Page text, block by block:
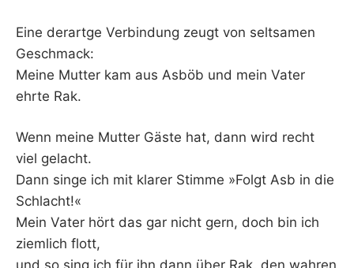
Eine derartge Verbindung zeugt von seltsamen
Geschmack:
Meine Mutter kam aus Asböb und mein Vater
ehrte Rak.
Wenn meine Mutter Gäste hat, dann wird recht
viel gelacht.
Dann singe ich mit klarer Stimme »Folgt Asb in die
Schlacht!«
Mein Vater hört das gar nicht gern, doch bin ich
ziemlich flott,